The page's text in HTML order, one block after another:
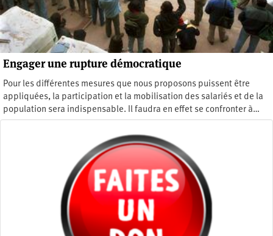
Engager une rupture démocratique
Pour les différentes mesures que nous proposons puissent être
appliquées, la participation et la mobilisation des salariés et de la
population sera indispensable. Il faudra en effet se confronter à…